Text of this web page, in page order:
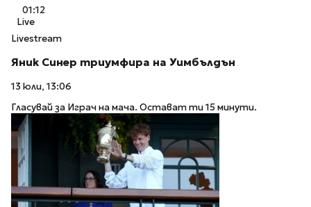
01:12
Live
Livestream
Яник Синер триумфира на Уимбълдън
13 юли, 13:06
Гласувай за Играч на мача. Остават ти 15 минути.